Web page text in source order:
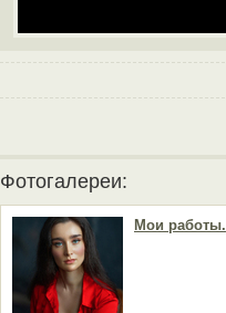
Фотогалереи:
Мои работы.